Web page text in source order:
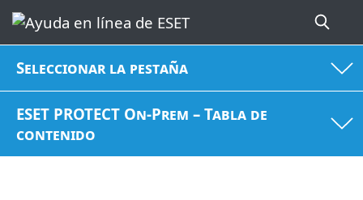
Seleccionar la pestaña
ESET PROTECT On-Prem – Tabla de
contenido